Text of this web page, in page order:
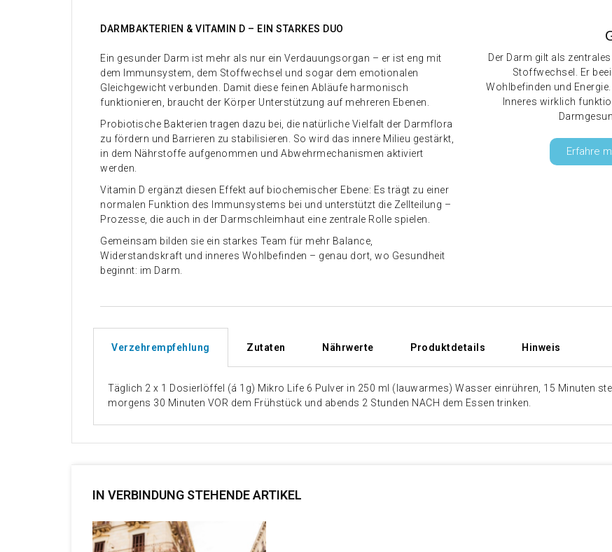
DARMBAKTERIEN & VITAMIN D – EIN STARKES DUO
Ein gesunder Darm ist mehr als nur ein Verdauungsorgan – er ist eng mit
dem Immunsystem, dem Stoffwechsel und sogar dem emotionalen
Gleichgewicht verbunden. Damit diese feinen Abläufe harmonisch
funktionieren, braucht der Körper Unterstützung auf mehreren Ebenen.
Probiotische Bakterien tragen dazu bei, die natürliche Vielfalt der Darmflora
zu fördern und Barrieren zu stabilisieren. So wird das innere Milieu gestärkt,
in dem Nährstoffe aufgenommen und Abwehrmechanismen aktiviert
werden.
Vitamin D ergänzt diesen Effekt auf biochemischer Ebene: Es trägt zu einer
normalen Funktion des Immunsystems bei und unterstützt die Zellteilung –
Prozesse, die auch in der Darmschleimhaut eine zentrale Rolle spielen.
Gemeinsam bilden sie ein starkes Team für mehr Balance,
Widerstandskraft und inneres Wohlbefinden – genau dort, wo Gesundheit
beginnt: im Darm.
Der Darm gilt als
Stoffwechsel. Er
Wohlbefinden und
Inneres wirklich
Erfahre
Verzehrempfehlung Zutaten Nährwerte Produktdetails Hinweis
Täglich 2 x 1 Dosierlöffel (á 1g) Mikro Life 6 Pulver in 250 ml (lauwarmes) Wasser einrühren, 15 Minuten
morgens 30 Minuten VOR dem Frühstück und abends 2 Stunden NACH dem Essen trinken.
IN VERBINDUNG STEHENDE ARTIKEL